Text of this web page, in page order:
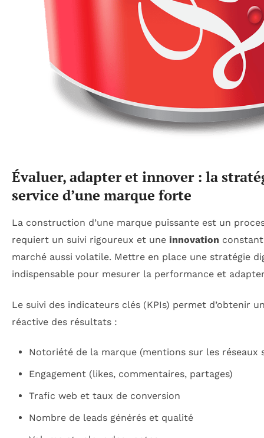
Évaluer, adapter et innover : la
service d’une marque forte
La construction d’une marque puissante est un
requiert un suivi rigoureux et une innovation
marché aussi volatile. Mettre en place une stratégie
indispensable pour mesurer la performance et
Le suivi des indicateurs clés (KPIs) permet d’obtenir
réactive des résultats :
Notoriété de la marque (mentions sur les réseaux
Engagement (likes, commentaires, partages)
Trafic web et taux de conversion
Nombre de leads générés et qualité